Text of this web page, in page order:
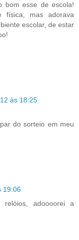
bom esse de escola!
física, mas adorava
escolar, de estar
às 18:25
do sorteio em meu
19:06
adoooorei a